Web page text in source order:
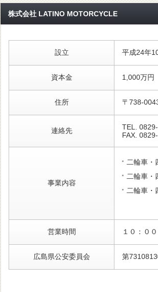
株式会社 LATINO MOTORCYCLE
設立 平成24年
資本金 1,000万円
住所 〒738-
連絡先
TEL.
FAX.
事業内容
二輪車・
二輪車・
二輪車・
営業時間 １０：０
広島県公安委員会 第